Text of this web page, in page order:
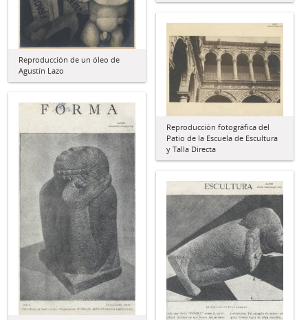
Reproducción de un óleo de
Agustín Lazo
Reproducción fotográfica del
Patio de la Escuela de Escultura
y Talla Directa